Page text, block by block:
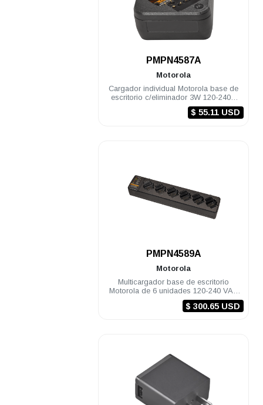
PMPN4587A
Motorola
Cargador individual Motorola base de
escritorio c/eliminador 3W 120-240V
$ 55.11 USD
PMPN4589A
Motorola
Multicargador base de escritorio
Motorola de 6 unidades 120-240 VAC
CURVE
$ 300.65 USD